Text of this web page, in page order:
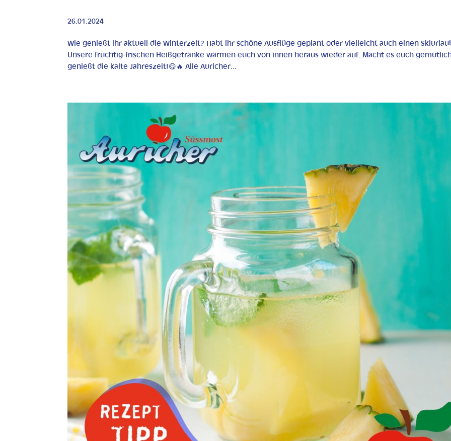
26.01.2024
Wie genießt ihr aktuell die Winterzeit? Habt ihr schöne Ausflüge geplant oder vielleicht auch einen
Unsere fruchtig-frischen Heißgetränke wärmen euch von innen heraus wieder auf. Macht es euch
genießt die kalte Jahreszeit!😋🔥 Alle Auricher...